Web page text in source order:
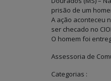
prisão de um
A ação aconteceu
ser checado no
O homem foi
Assessoria de
Categorias :